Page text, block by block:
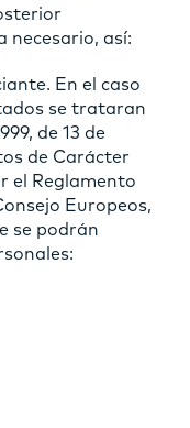
necesario, así:
En el caso
se trataran
de 13 de
de Carácter
el Reglamento
Europeos,
se podrán